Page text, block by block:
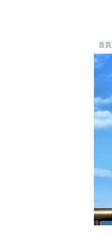
首頁